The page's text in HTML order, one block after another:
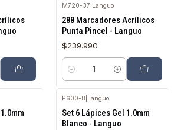
M720-37 Languo
288 Marcadores Acrílicos
Punta Pincel - Languo
$239.990
Cantidad
P600-8 Languo
Set 6 Lápices Gel 1.0mm
Blanco - Languo